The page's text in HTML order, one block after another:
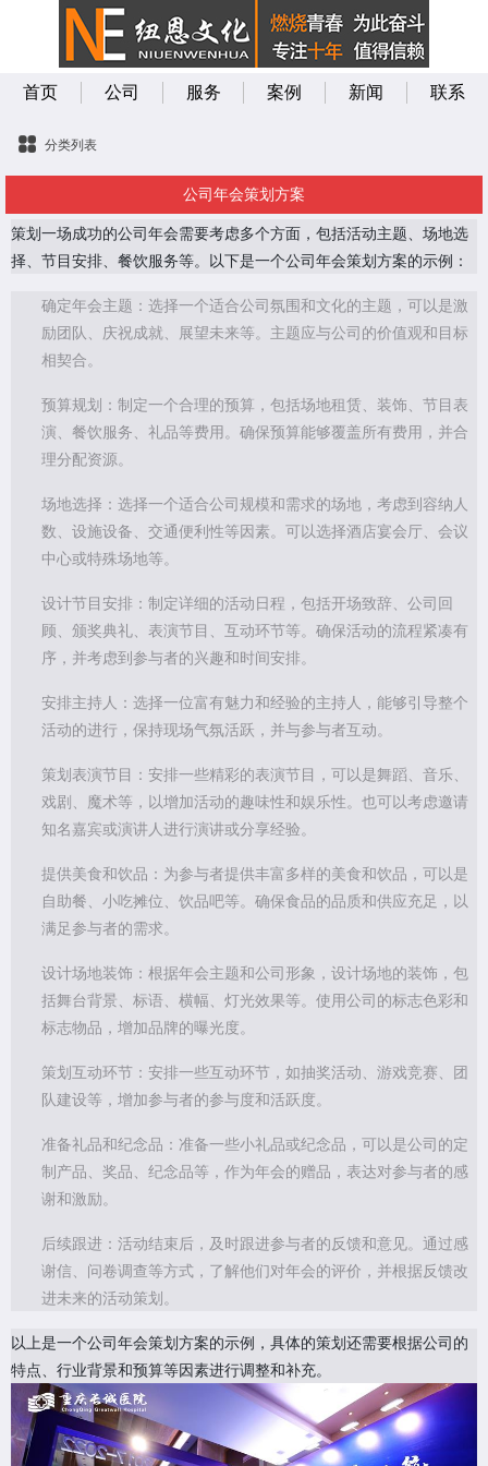
首页 公司 服务 案例 新闻 联系
分类列表
公司年会策划方案
策划一场成功的公司年会需要考虑多个方面，包括活动主题、场地选
择、节目安排、餐饮服务等。以下是一个公司年会策划方案的示例：
确定年会主题：选择一个适合公司氛围和文化的主题，可以是激
励团队、庆祝成就、展望未来等。主题应与公司的价值观和目标
相契合。
预算规划：制定一个合理的预算，包括场地租赁、装饰、节目表
演、餐饮服务、礼品等费用。确保预算能够覆盖所有费用，并合
理分配资源。
场地选择：选择一个适合公司规模和需求的场地，考虑到容纳人
数、设施设备、交通便利性等因素。可以选择酒店宴会厅、会议
中心或特殊场地等。
设计节目安排：制定详细的活动日程，包括开场致辞、公司回
顾、颁奖典礼、表演节目、互动环节等。确保活动的流程紧凑有
序，并考虑到参与者的兴趣和时间安排。
安排主持人：选择一位富有魅力和经验的主持人，能够引导整个
活动的进行，保持现场气氛活跃，并与参与者互动。
策划表演节目：安排一些精彩的表演节目，可以是舞蹈、音乐、
戏剧、魔术等，以增加活动的趣味性和娱乐性。也可以考虑邀请
知名嘉宾或演讲人进行演讲或分享经验。
提供美食和饮品：为参与者提供丰富多样的美食和饮品，可以是
自助餐、小吃摊位、饮品吧等。确保食品的品质和供应充足，以
满足参与者的需求。
设计场地装饰：根据年会主题和公司形象，设计场地的装饰，包
括舞台背景、标语、横幅、灯光效果等。使用公司的标志色彩和
标志物品，增加品牌的曝光度。
策划互动环节：安排一些互动环节，如抽奖活动、游戏竞赛、团
队建设等，增加参与者的参与度和活跃度。
准备礼品和纪念品：准备一些小礼品或纪念品，可以是公司的定
制产品、奖品、纪念品等，作为年会的赠品，表达对参与者的感
谢和激励。
后续跟进：活动结束后，及时跟进参与者的反馈和意见。通过感
谢信、问卷调查等方式，了解他们对年会的评价，并根据反馈改
进未来的活动策划。
以上是一个公司年会策划方案的示例，具体的策划还需要根据公司的
特点、行业背景和预算等因素进行调整和补充。